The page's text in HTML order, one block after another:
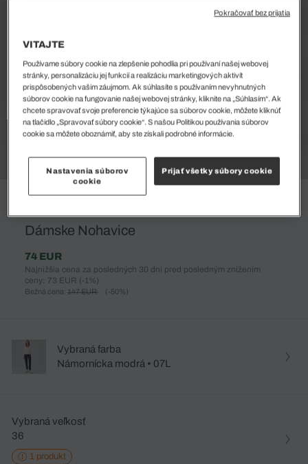
Dámske Nohavice
74 EUR
Najnižšia cena za posledných 30 dní pred posledným znížením
ceny: 73 EUR (-1%)
Bežná cena: 147 EUR (-50%)
Vybraná farba
Námornícka modrá • 07L
Vybraná veľkosť
36
1 produkt
ZAČAŤ NAKUPOVAŤ
VITAJTE
Používame súbory cookie na zlepšenie pohodlia pri používaní našej webovej
stránky, personalizáciu jej funkcií a realizáciu marketingových aktivít
prispôsobených vašim záujmom. Ak súhlasíte s používaním nevyhnutných
súborov cookie na fungovanie našej webovej stránky, kliknite na „Súhlasím“. Ak
chcete spravovať svoje preferencie týkajúce sa súborov cookie, môžete kliknúť
na tlačidlo „Spravovať súbory cookie“. S našou Politikou používania súborov
cookie sa môžete oboznámiť, aby ste získali podrobné informácie.
Nastavenia súborov
cookie
Prijať všetky súbory cookie
Pokračovať bez prijatia